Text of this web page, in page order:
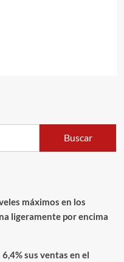
Buscar
máximos en los
ligeramente por encima
sus ventas en el